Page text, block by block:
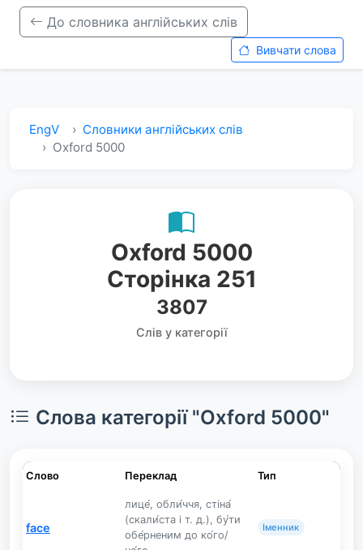
До словника англійських слів
Вивчати слова
EngV
Словники англійських слів
Oxford 5000
Oxford 5000
Сторінка 251
3807
Слів у категорії
Слова категорії "Oxford 5000"
Слово Переклад Тип
face
лице́, обли́ччя, стіна́
(скали́ста і т. д.), бу́ти
обе́рненим до ко́го/
Іменник